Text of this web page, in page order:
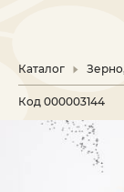
Каталог
Код 000003144